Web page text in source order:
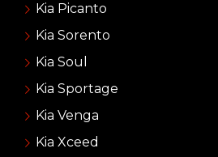
Kia Picanto
Kia Sorento
Kia Soul
Kia Sportage
Kia Venga
Kia Xceed